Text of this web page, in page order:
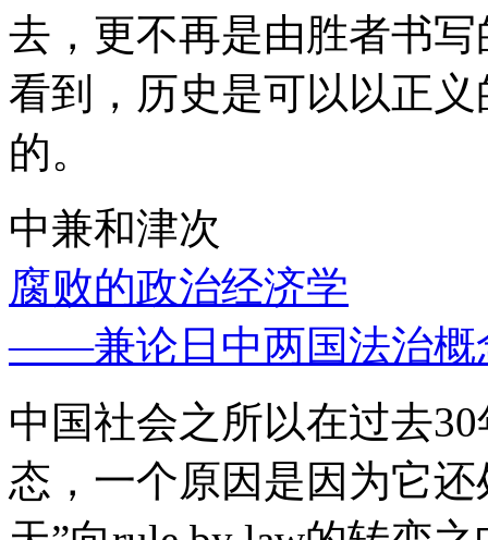
去，更不再是由胜者书
看到，历史是可以以正
的。
中兼和津次
腐败的政治经济学
——兼论日中两国法治概
中国社会之所以在过去
态，一个原因是因为它